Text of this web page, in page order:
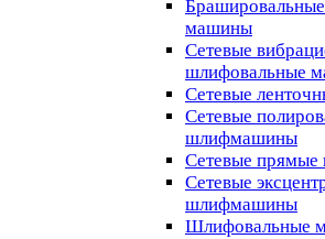
машины
Сетевые
шлифовальные
Сетевые
Сетевые
шлифмашины
Сетевые
Сетевые
шлифмашины
Шлифовальные